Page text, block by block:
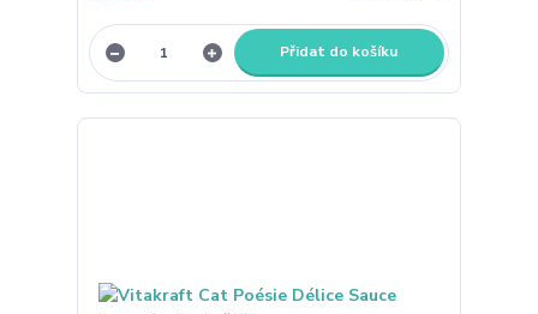
Přidat do košíku